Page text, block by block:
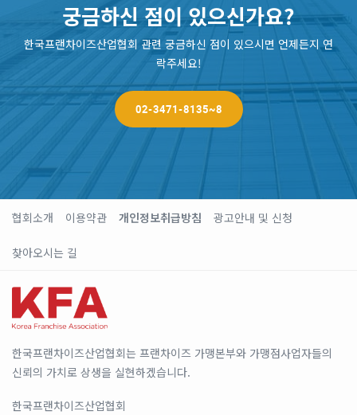
궁금하신 점이 있으신가요?
한국프랜차이즈산업협회 관련 궁금하신 점이 있으시면 언제든지 연
락주세요!
02-3471-8135~8
협회소개 이용약관 개인정보취급방침 광고안내 및 신청
찾아오시는 길
한국프랜차이즈산업협회는 프랜차이즈 가맹본부와 가맹점사업자들의
신뢰의 가치로 상생을 실현하겠습니다.
한국프랜차이즈산업협회